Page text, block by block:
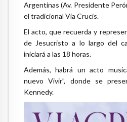
Argentinas (Av. Presidente
el tradicional Vía Crucis.
El acto, que recuerda y
de Jesucristo a lo largo del
iniciará a las 18 horas.
Además, habrá un acto
nuevo Vivir”, donde se
Kennedy.